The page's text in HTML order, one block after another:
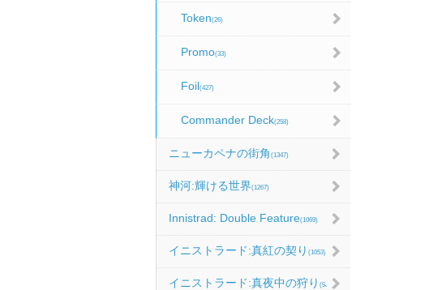
Token(26)
Promo(33)
Foil(427)
Commander Deck(258)
ニューカペナの街角 (1347)
神河:輝ける世界(1267)
Innistrad: Double Feature(1069)
イニストラード:真紅の契り (1053)
イニストラード:真夜中の狩り (986)